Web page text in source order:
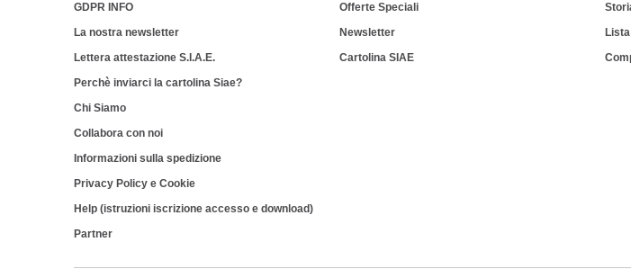
GDPR INFO
La nostra newsletter
Lettera attestazione S.I.A.E.
Perchè inviarci la cartolina Siae?
Chi Siamo
Collabora con noi
Informazioni sulla spedizione
Privacy Policy e Cookie
Help (istruzioni iscrizione accesso e download)
Partner
Offerte Speciali
Newsletter
Cartolina SIAE